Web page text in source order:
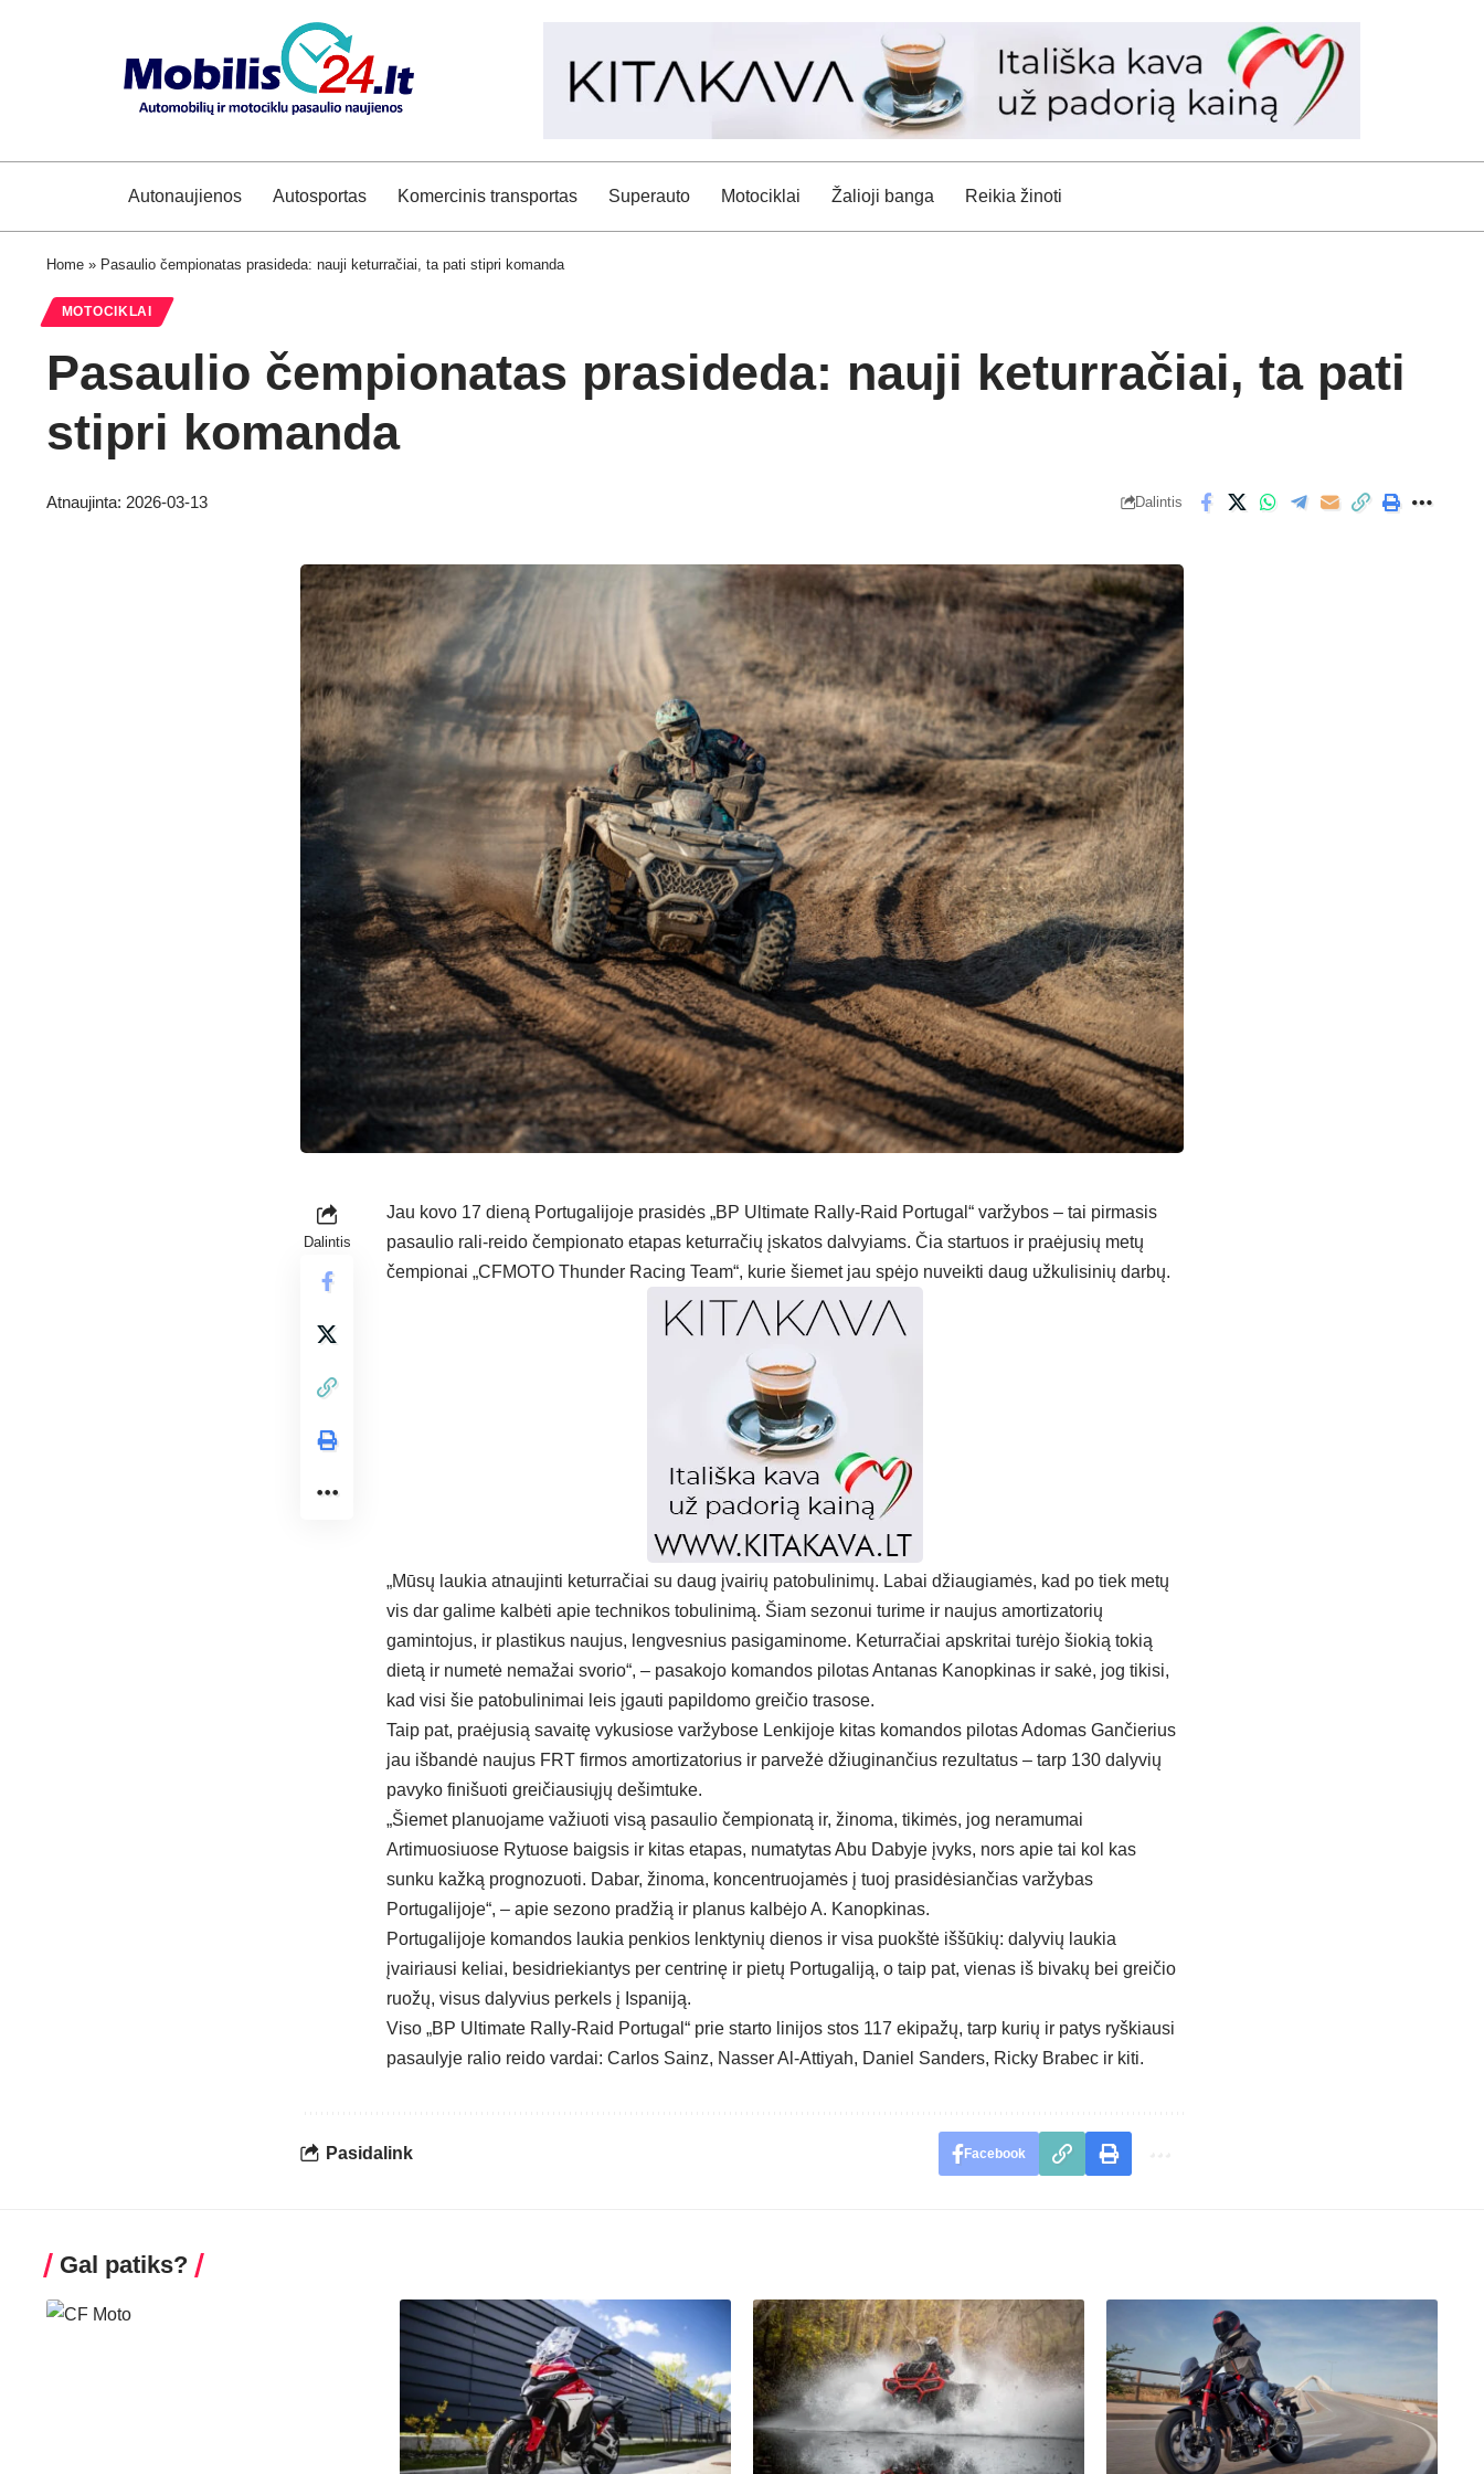
Autonaujienos Autosportas Komercinis transportas Superauto Motociklai Žalioji banga Reikia žinoti
Home » Pasaulio čempionatas prasideda: nauji keturračiai, ta pati stipri komanda
MOTOCIKLAI
Pasaulio čempionatas prasideda: nauji keturračiai, ta pati
stipri komanda
Atnaujinta: 2026-03-13 Dalintis
Dalintis
Jau kovo 17 dieną Portugalijoje prasidės „BP Ultimate Rally-Raid Portugal“ varžybos – tai pirmasis
pasaulio rali-reido čempionato etapas keturračių įskatos dalvyiams. Čia startuos ir praėjusių metų
čempionai „CFMOTO Thunder Racing Team“, kurie šiemet jau spėjo nuveikti daug užkulisinių darbų.
„Mūsų laukia atnaujinti keturračiai su daug įvairių patobulinimų. Labai džiaugiamės, kad po tiek metų
vis dar galime kalbėti apie technikos tobulinimą. Šiam sezonui turime ir naujus amortizatorių
gamintojus, ir plastikus naujus, lengvesnius pasigaminome. Keturračiai apskritai turėjo šiokią tokią
dietą ir numetė nemažai svorio“, – pasakojo komandos pilotas Antanas Kanopkinas ir sakė, jog tikisi,
kad visi šie patobulinimai leis įgauti papildomo greičio trasose.
Taip pat, praėjusią savaitę vykusiose varžybose Lenkijoje kitas komandos pilotas Adomas Gančierius
jau išbandė naujus FRT firmos amortizatorius ir parvežė džiuginančius rezultatus – tarp 130 dalyvių
pavyko finišuoti greičiausiųjų dešimtuke.
„Šiemet planuojame važiuoti visą pasaulio čempionatą ir, žinoma, tikimės, jog neramumai
Artimuosiuose Rytuose baigsis ir kitas etapas, numatytas Abu Dabyje įvyks, nors apie tai kol kas
sunku kažką prognozuoti. Dabar, žinoma, koncentruojamės į tuoj prasidėsiančias varžybas
Portugalijoje“, – apie sezono pradžią ir planus kalbėjo A. Kanopkinas.
Portugalijoje komandos laukia penkios lenktynių dienos ir visa puokštė iššūkių: dalyvių laukia
įvairiausi keliai, besidriekiantys per centrinę ir pietų Portugaliją, o taip pat, vienas iš bivakų bei greičio
ruožų, visus dalyvius perkels į Ispaniją.
Viso „BP Ultimate Rally-Raid Portugal“ prie starto linijos stos 117 ekipažų, tarp kurių ir patys ryškiausi
pasaulyje ralio reido vardai: Carlos Sainz, Nasser Al-Attiyah, Daniel Sanders, Ricky Brabec ir kiti.
Pasidalink Facebook
Gal patiks?